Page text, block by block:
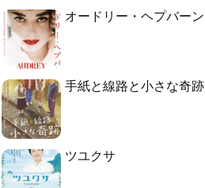
オードリー・ヘプバーン
手紙と線路と小さな奇跡
ツユクサ